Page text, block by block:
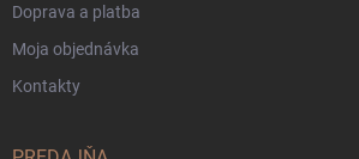
Doprava a platba
Moja objednávka
Kontakty